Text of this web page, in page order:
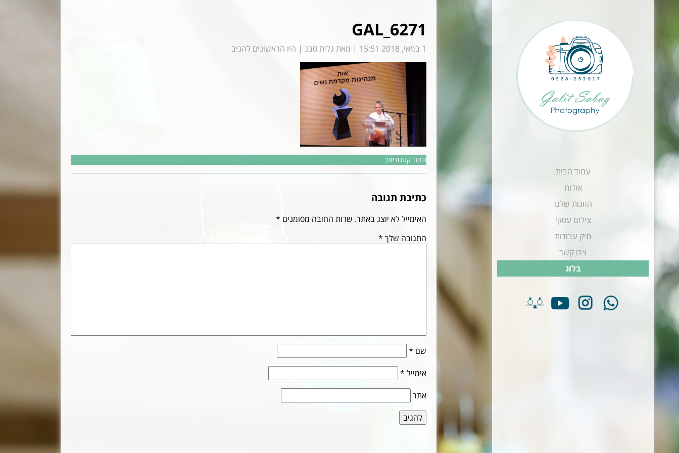
עמוד הבית
אודות
הזוגות שלנו
צילום עסקי
תיק עבודות
צרו קשר
בלוג
GAL_6271
1 במאי, 2018 15:51 | מאת גלית סבג | היו הראשונים להגיב
תחת קטגוריות:
כתיבת תגובה
האימייל לא יוצג באתר. שדות החובה מסומנים *
התגובה שלך *
שם *
אימייל *
אתר